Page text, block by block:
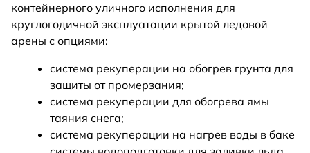
контейнерного уличного исполнения для
круглогодичной эксплуатации крытой ледовой
арены с опциями:
система рекуперации на обогрев грунта для
защиты от промерзания;
система рекуперации для обогрева ямы
таяния снега;
система рекуперации на нагрев воды в баке